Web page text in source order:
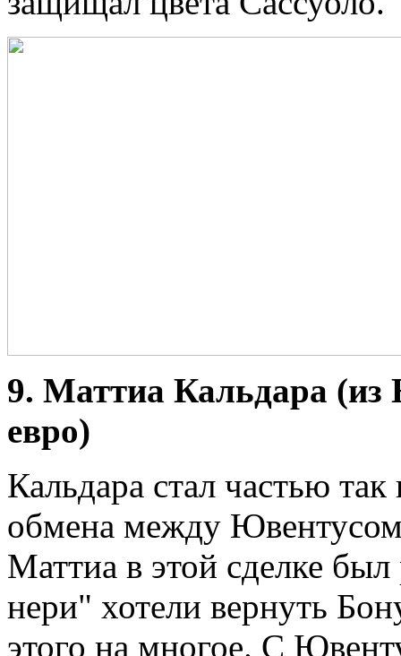
9. Маттиа Кальдара
евро)
Кальдара стал частью
обмена между
Маттиа в этой сделке
нери" хотели вернуть
этого на многое. С